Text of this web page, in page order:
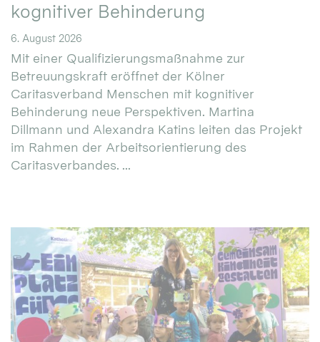
kognitiver Behinderung
6. August 2026
Mit einer Qualifizierungsmaßnahme zur
Betreuungskraft eröffnet der Kölner
Caritasverband Menschen mit kognitiver
Behinderung neue Perspektiven. Martina
Dillmann und Alexandra Katins leiten das Projekt
im Rahmen der Arbeitsorientierung des
Caritasverbandes. ...